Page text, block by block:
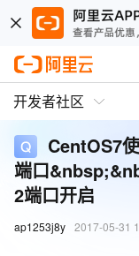
开发者社区
CentOS7
端口
2端口开启
ap1253j8y 2017-05-31